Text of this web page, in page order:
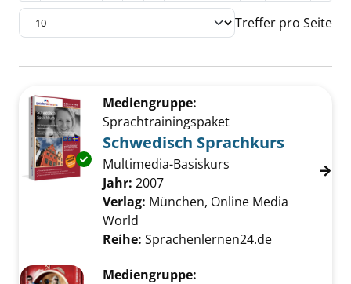
Treffer pro Seite
Zu den Suchfiltern springen
Exemplar-Details von Schwedisch
Mediengruppe:
Sprachtrainingspaket
Schwedisch Sprachkurs
Multimedia-Basiskurs
Suche nach diesem Verfasser
Jahr: 2007
Verlag: München, Online Media
World
Reihe: Sprachenlernen24.de
Mediengruppe: